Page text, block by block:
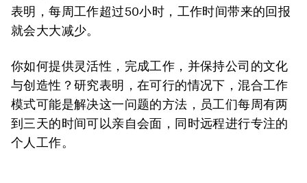
表明，每周工作超过50小时，工作时间带来的回报
就会大大减少。
你如何提供灵活性，完成工作，并保持公司的文化
与创造性？研究表明，在可行的情况下，混合工作
模式可能是解决这一问题的方法，员工们每周有两
到三天的时间可以亲自会面，同时远程进行专注的
个人工作。